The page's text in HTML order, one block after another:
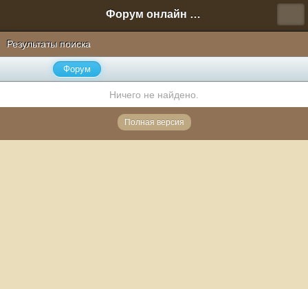
Форум онлайн игры "Новая Эра" (Нюра Биз)
Результаты поиска
Форум
Ничего не найдено.
Полная версия